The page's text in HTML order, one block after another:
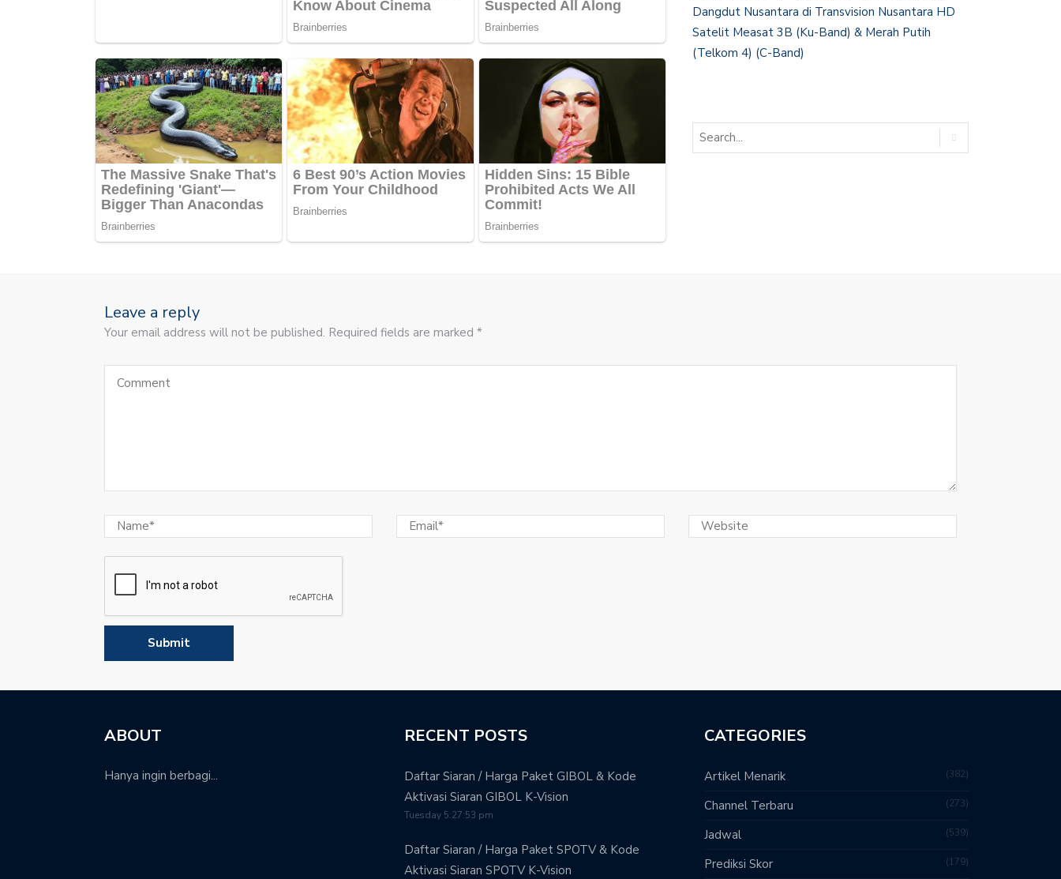
Dangdut Nusantara di Transvision Nusantara HD
Satelit Measat 3B (Ku-Band) & Merah Putih
(Telkom 4) (C-Band)
Leave a reply
Your email address will not be published. Required fields are marked *
ABOUT
Hanya ingin berbagi...
RECENT POSTS
Daftar Siaran / Harga Paket GIBOL & Kode
Aktivasi Siaran GIBOL K-Vision
Tuesday 5:27:53 pm
Daftar Siaran / Harga Paket SPOTV & Kode
Aktivasi Siaran SPOTV K-Vision
CATEGORIES
Artikel Menarik 382
Channel Terbaru 273
Jadwal 539
Prediksi Skor 179